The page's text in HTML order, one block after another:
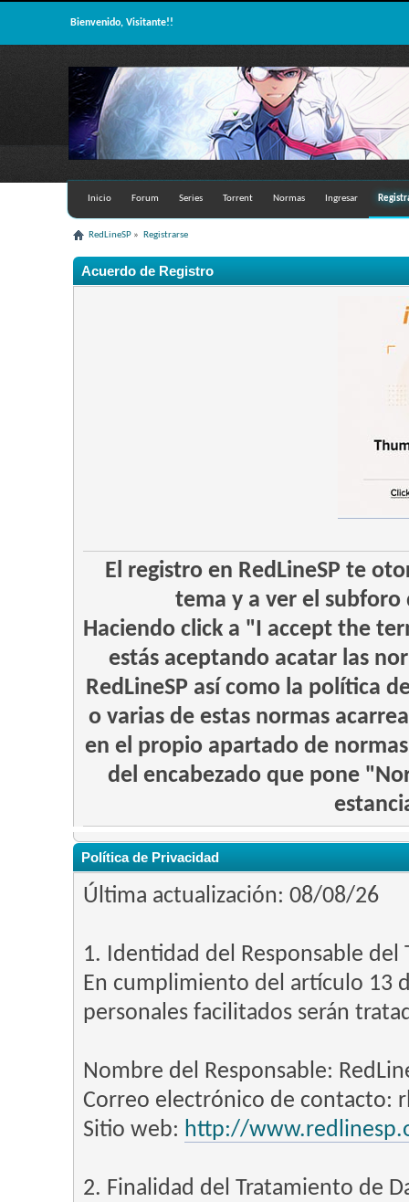
Bienvenido, Visitante!!
Inicio Forum Series Torrent Normas Ingresar
RedLineSP » Registrarse
Acuerdo de Registro
El registro en RedLineSP te
tema y a ver el subforo
Haciendo click a "I accept the
estás aceptando acatar las
RedLineSP así como la política
o varias de estas normas
en el propio apartado de
del encabezado que pone
Política de Privacidad
Última actualización: 08/08/26
1. Identidad del Responsable del
En cumplimiento del artículo 13
personales facilitados serán
Nombre del Responsable:
Correo electrónico de contacto:
Sitio web: http://
2. Finalidad del Tratamiento de